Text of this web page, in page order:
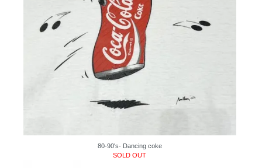
80-90's- Dancing coke
SOLD OUT